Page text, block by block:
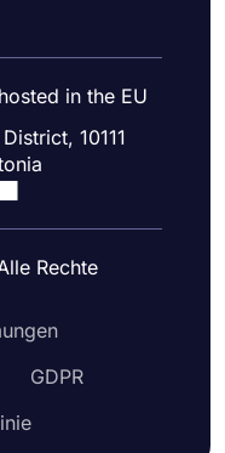
in the EU
10111
Rechte
GDPR